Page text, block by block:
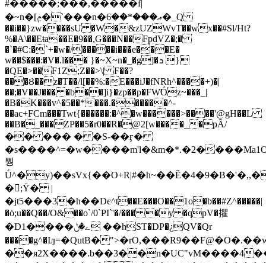
#�����;���,�����f|
�~n�[ݦ�`���n�ޢ���*��6�_Q
��i��}zw����sU �W�&zUZWvT��wx��#Sl/Ht?
%�A\��Eŧa��E�9��,G���N��FpdVZ�;�
�`�#C:�`+�w�/�����i���e���E�
w��$���:�V�.l��� }�~X~n�_�g]�ܖ }
�QE�>��F1Z;Z��>\| F��?
���Ȣ��z�T��/l[��%:�E���iJ�fNRh^����+)�|
��;�V��J��� �b��]i}�zp��p�FW̛Óz~���_|
�B�K���v^�5��*���.������^-
��ac+FCm���Twt{������:�^�w������>����'@gH��L
��B�_���ZP��5�r0��R�@2[w����_�ҏÃ/
�� ��� � �S-��ӻ�
�s����^=�w����m'l�&m�*.�2�
뿽
�;Ϋ� |
�jt5���3�h��Dє^t��E���O��1o�b��#Z^�����|
�ȯ;u��Q��/O&��o`/0`PI`'�/��� �y �qpV�㩴
�D1����ے�ݨ ��hST�DP�¿QV�Qr
����g^�Iԓ=�QutB�
��я2X����.b��3��n�UC"vM����4